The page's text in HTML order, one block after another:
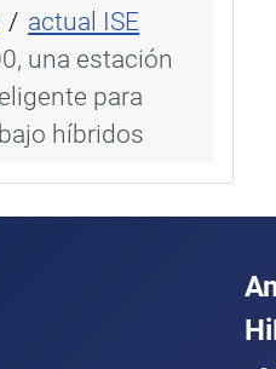
actual ISE
una estación
para
híbridos